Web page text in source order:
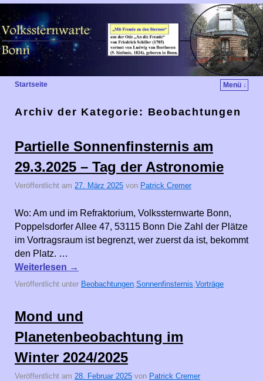
Startseite Menü ↓
Archiv der Kategorie: Beobachtungen
Partielle Sonnenfinsternis am
29.3.2025 – Tag der Astronomie
Veröffentlicht am 27. März 2025 von Patrick Cremer
Wo: Am und im Refraktorium, Volkssternwarte Bonn,
Poppelsdorfer Allee 47, 53115 Bonn Die Zahl der Plätze
im Vortragsraum ist begrenzt, wer zuerst da ist, bekommt
den Platz. …
Weiterlesen →
Veröffentlicht unter Beobachtungen,Sonnenfinsternis,Vorträge
Mond und
Planetenbeobachtung im
Winter 2024/2025
Veröffentlicht am 28. Februar 2025 von Patrick Cremer